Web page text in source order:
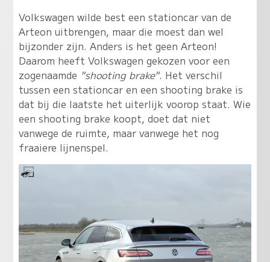
Volkswagen wilde best een stationcar van de
Arteon uitbrengen, maar die moest dan wel
bijzonder zijn. Anders is het geen Arteon!
Daarom heeft Volkswagen gekozen voor een
zogenaamde "shooting brake". Het verschil
tussen een stationcar en een shooting brake is
dat bij die laatste het uiterlijk voorop staat. Wie
een shooting brake koopt, doet dat niet
vanwege de ruimte, maar vanwege het nog
fraaiere lijnenspel.